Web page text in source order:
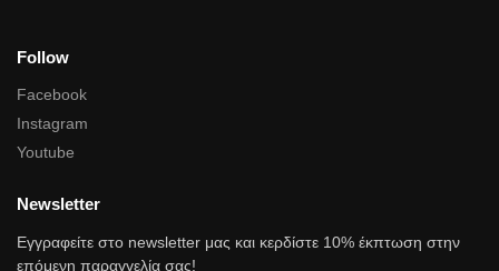
Follow
Facebook
Instagram
Youtube
Newsletter
Εγγραφείτε στο newsletter μας και κερδίστε 10% έκπτωση στην
επόμενη παραγγελία σας!